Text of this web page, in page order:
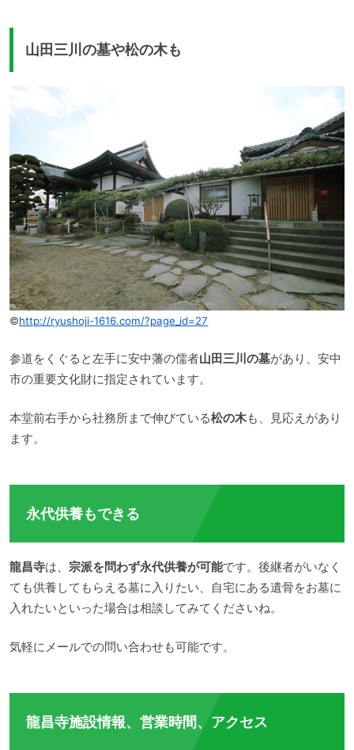
山田三川の墓や松の木も
©http://ryushoji-1616.com/?page_id=27
参道をくぐると左手に安中藩の儒者山田三川の墓があり、安中
市の重要文化財に指定されています。
本堂前右手から社務所まで伸びている松の木も、見応えがあり
ます。
永代供養もできる
龍昌寺は、 宗派を問わず永代供養が可能です。後継者がいなく
ても供養してもらえる墓に入りたい、自宅にある遺骨をお墓に
入れたいといった場合は相談してみてくださいね。
気軽にメールでの問い合わせも可能です。
龍昌寺施設情報、営業時間、アクセス